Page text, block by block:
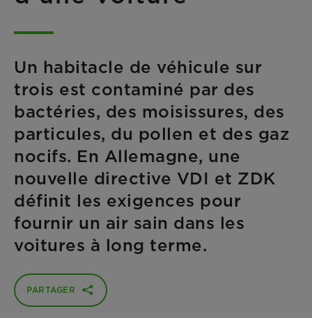
Un habitacle de véhicule sur
trois est contaminé par des
bactéries, des moisissures, des
particules, du pollen et des gaz
nocifs. En Allemagne, une
nouvelle directive VDI et ZDK
définit les exigences pour
fournir un air sain dans les
voitures à long terme.
PARTAGER